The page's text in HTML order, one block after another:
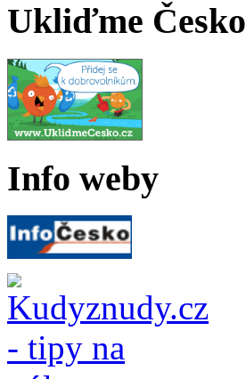
Ukliďme Česko
Info weby